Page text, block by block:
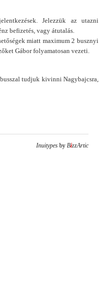
Jelezzük az utazni
befizetés, vagy átutalás.
miatt maximum 2 busznyi
Gábor folyamatosan vezeti.
tudjuk kivinni Nagybajcsra,
Inuitypes by BizzArtic